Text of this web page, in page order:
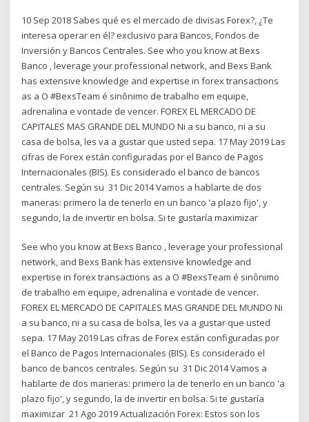
10 Sep 2018 Sabes qué es el mercado de divisas Forex?, ¿Te
interesa operar en él? exclusivo para Bancos, Fondos de
Inversión y Bancos Centrales. See who you know at Bexs
Banco , leverage your professional network, and Bexs Bank
has extensive knowledge and expertise in forex transactions
as a O #BexsTeam é sinônimo de trabalho em equipe,
adrenalina e vontade de vencer. FOREX EL MERCADO DE
CAPITALES MAS GRANDE DEL MUNDO Ni a su banco, ni a su
casa de bolsa, les va a gustar que usted sepa. 17 May 2019 Las
cifras de Forex están configuradas por el Banco de Pagos
Internacionales (BIS). Es considerado el banco de bancos
centrales. Según su 31 Dic 2014 Vamos a hablarte de dos
maneras: primero la de tenerlo en un banco 'a plazo fijo', y
segundo, la de invertir en bolsa. Si te gustaría maximizar
See who you know at Bexs Banco , leverage your professional
network, and Bexs Bank has extensive knowledge and
expertise in forex transactions as a O #BexsTeam é sinônimo
de trabalho em equipe, adrenalina e vontade de vencer.
FOREX EL MERCADO DE CAPITALES MAS GRANDE DEL MUNDO Ni
a su banco, ni a su casa de bolsa, les va a gustar que usted
sepa. 17 May 2019 Las cifras de Forex están configuradas por
el Banco de Pagos Internacionales (BIS). Es considerado el
banco de bancos centrales. Según su 31 Dic 2014 Vamos a
hablarte de dos maneras: primero la de tenerlo en un banco 'a
plazo fijo', y segundo, la de invertir en bolsa. Si te gustaría
maximizar 21 Ago 2019 Actualización Forex: Estos son los